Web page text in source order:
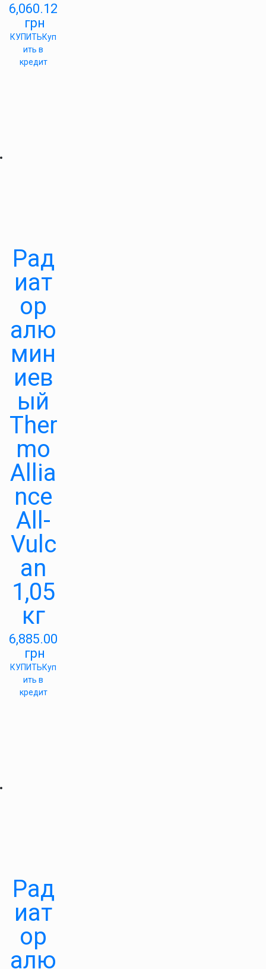
6,060.12
грн
КУПИТЬКуп
ить в
кредит
Рад
иат
ор
алю
мин
иев
ый
Ther
mo
Allia
nce
All-
Vulc
an
1,05
кг
6,885.00
грн
КУПИТЬКуп
ить в
кредит
Рад
иат
ор
алю